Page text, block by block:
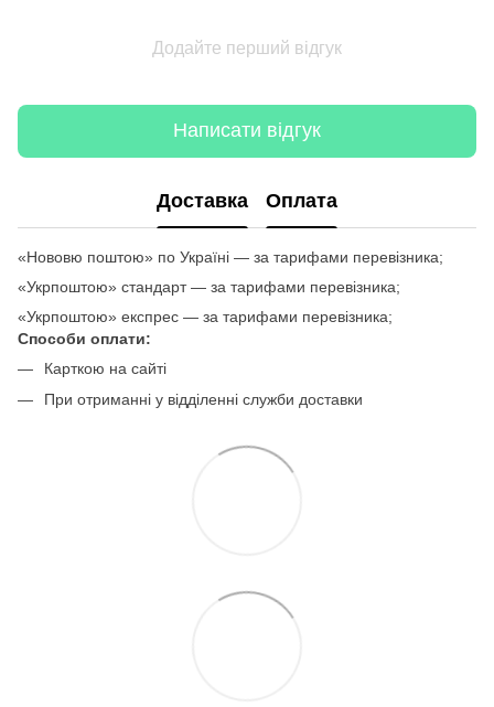
Додайте перший відгук
Написати відгук
Доставка Оплата
«Нововю поштою» по Україні — за тарифами перевізника;
«Укрпоштою» стандарт — за тарифами перевізника;
«Укрпоштою» експрес — за тарифами перевізника;
Способи оплати:
Карткою на сайті
При отриманні у відділенні служби доставки